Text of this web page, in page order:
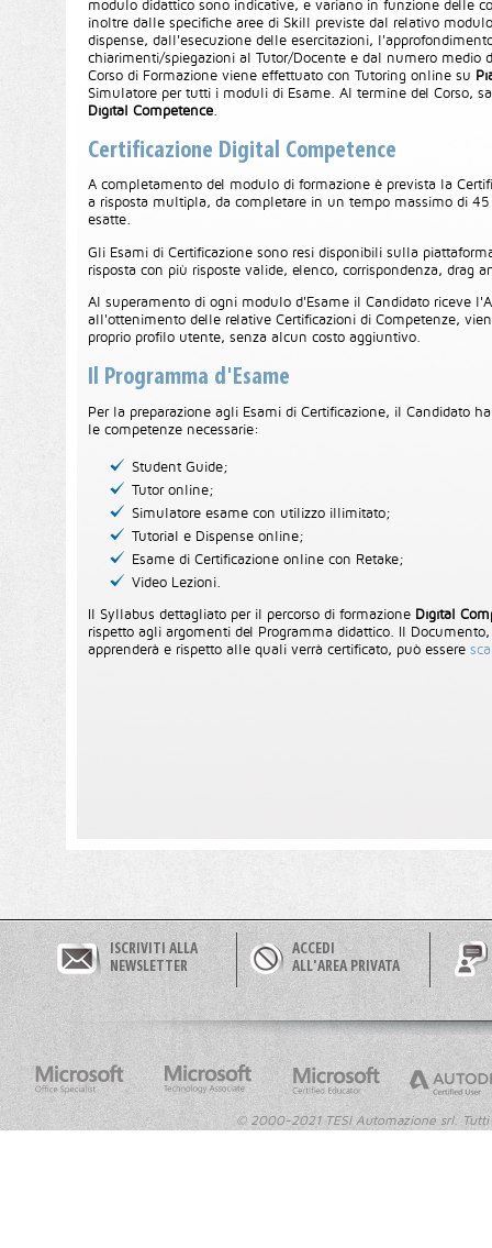
modulo didattico sono indicative, e variano in funzione delle
inoltre dalle specifiche aree di Skill previste dal relativo
dispense, dall'esecuzione delle esercitazioni,
chiarimenti/spiegazioni al Tutor/Docente e dal numero medio
Corso di Formazione viene effettuato con Tutoring online su
Simulatore per tutti i moduli di Esame. Al termine del Corso,
Digital Competence
Certificazione Digital Competence
A completamento del modulo di formazione è prevista la
a risposta multipla, da completare in un tempo massimo di
esatte.
Gli Esami di Certificazione sono resi disponibili sulla
risposta con più risposte valide, elenco, corrispondenza, drag
Al superamento di ogni modulo d'Esame il Candidato riceve
all'ottenimento delle relative Certificazioni di Competenze,
proprio profilo utente, senza alcun costo aggiuntivo.
Il Programma d'Esame
Per la preparazione agli Esami di Certificazione, il Candidato
le competenze necessarie:
Student Guide;
Tutor online;
Simulatore esame con utilizzo illimitato;
Tutorial e Dispense online;
Esame di Certificazione online con Retake;
Video Lezioni.
Il Syllabus dettagliato per il percorso di formazione Digital
rispetto agli argomenti del Programma didattico. Il
apprenderà e rispetto alle quali verrà certificato, può essere
ISCRIVITI ALLA
NEWSLETTER
ACCEDI
ALL'AREA PRIVATA
© 2000-2021 TESI Automazione srl.